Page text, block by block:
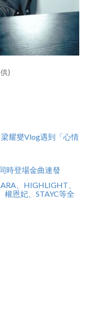
)
耀燮Vlog遇到「心情
時登場金曲連發
、HIGHLIGHT、
恩妃、STAYC等全